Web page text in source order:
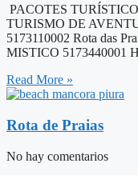
PACOTES
TURISMO DE
5173110002 Rota das
MISTICO 5173440001
Read More »
Rota de Praias
No hay comentarios